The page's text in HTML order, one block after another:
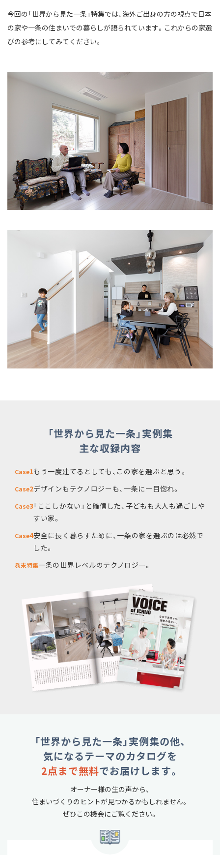
今回の「世界から見た一条」特集では、海外ご出身の方の視点で日本
の家や一条の住まいでの暮らしが語られています。これからの家選
びの参考にしてみてください。
「世界から見た一条」実例集
主な収録内容
Case1もう一度建てるとしても、この家を選ぶと思う。
Case2デザインもテクノロジーも、一条に一目惚れ。
Case3「ここしかない」と確信した、子どもも大人も過ごしや
すい家。
Case4安全に長く暮らすために、一条の家を選ぶのは必然で
した。
巻末特集一条の世界レベルのテクノロジー。
「世界から見た一条」実例集の他、
気になるテーマのカタログを
2点まで無料でお届けします。
オーナー様の生の声から、
住まいづくりのヒントが見つかるかもしれません。
ぜひこの機会にご覧ください。